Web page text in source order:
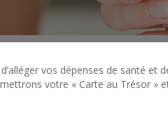
vos dépenses de santé et
votre « Carte au Trésor »